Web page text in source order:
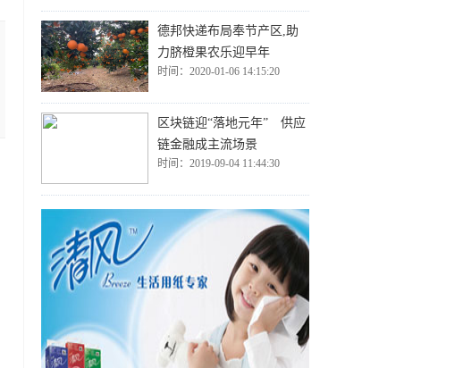
德邦快递布局奉节产区,助
力脐橙果农乐迎早年
时间：2020-01-06 14:15:20
区块链迎“落地元年” 供应
链金融成主流场景
时间：2019-09-04 11:44:30